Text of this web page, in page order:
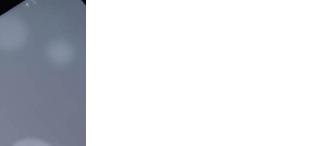
Будет Играть, Как Сложилась Судьба Артистов